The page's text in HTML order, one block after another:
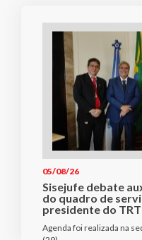
05/08/26
Sisejufe debate
do quadro de
presidente do TRT
Agenda foi realizada na